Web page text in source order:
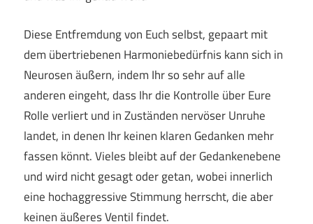
Diese Entfremdung von Euch selbst, gepaart mit
dem übertriebenen Harmoniebedürfnis kann sich in
Neurosen äußern, indem Ihr so sehr auf alle
anderen eingeht, dass Ihr die Kontrolle über Eure
Rolle verliert und in Zuständen nervöser Unruhe
landet, in denen Ihr keinen klaren Gedanken mehr
fassen könnt. Vieles bleibt auf der Gedankenebene
und wird nicht gesagt oder getan, wobei innerlich
eine hochaggressive Stimmung herrscht, die aber
keinen äußeres Ventil findet.